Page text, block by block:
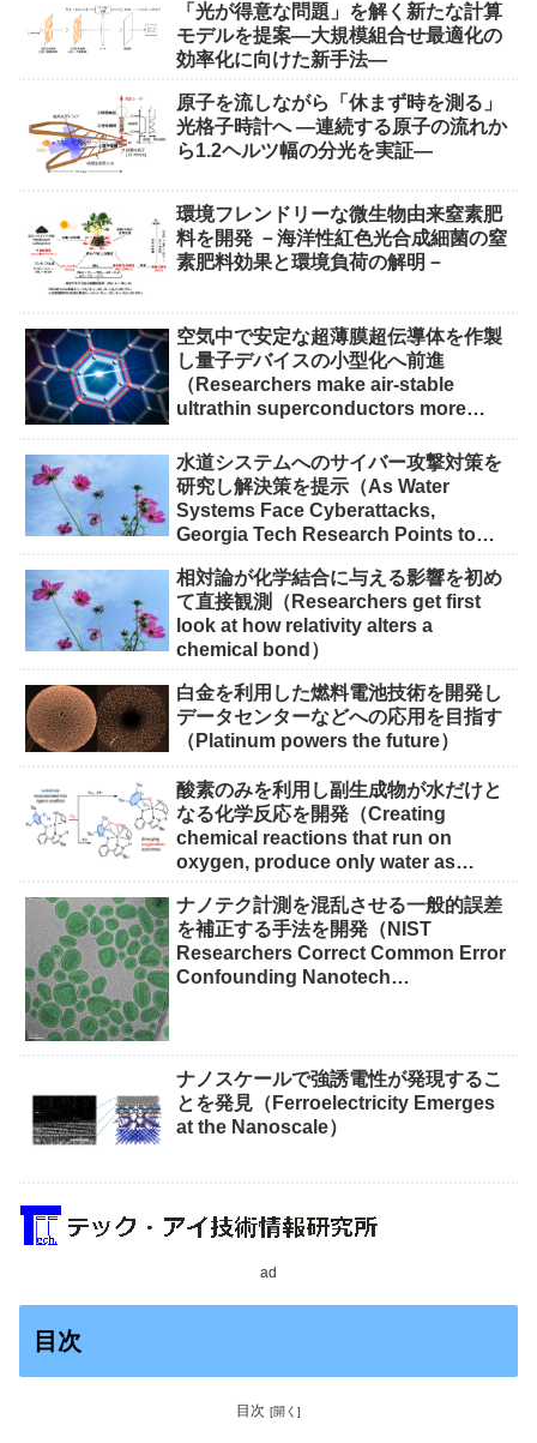
「光が得意な問題」を解く新たな計算
モデルを提案―大規模組合せ最適化の
効率化に向けた新手法―
原子を流しながら「休まず時を測る」
光格子時計へ ―連続する原子の流れか
ら1.2ヘルツ幅の分光を実証―
環境フレンドリーな微生物由来窒素肥
料を開発 －海洋性紅色光合成細菌の窒
素肥料効果と環境負荷の解明－
空気中で安定な超薄膜超伝導体を作製
し量子デバイスの小型化へ前進
（Researchers make air-stable
ultrathin superconductors more
水道システムへのサイバー攻撃対策を
研究し解決策を提示（As Water
Systems Face Cyberattacks,
Georgia Tech Research Points to
相対論が化学結合に与える影響を初め
て直接観測（Researchers get first
look at how relativity alters a
chemical bond）
白金を利用した燃料電池技術を開発し
データセンターなどへの応用を目指す
（Platinum powers the future）
酸素のみを利用し副生成物が水だけと
なる化学反応を開発（Creating
chemical reactions that run on
oxygen, produce only water as
ナノテク計測を混乱させる一般的誤差
を補正する手法を開発（NIST
Researchers Correct Common Error
Confounding Nanotech
ナノスケールで強誘電性が発現するこ
とを発見（Ferroelectricity Emerges
at the Nanoscale）
ad
目次
目次